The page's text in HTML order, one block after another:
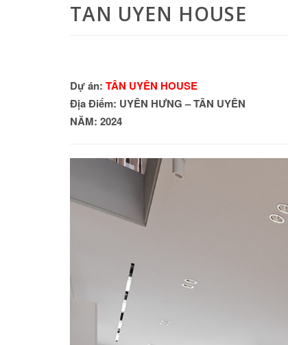
TAN UYEN HOUSE
Dự án: TÂN UYÊN HOUSE
Địa Điểm: UYÊN HƯNG – TÂN UYÊN
NĂM: 2024